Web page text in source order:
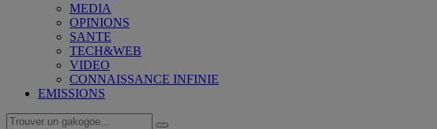
MEDIA
OPINIONS
SANTE
TECH&WEB
VIDEO
CONNAISSANCE INFINIE
EMISSIONS